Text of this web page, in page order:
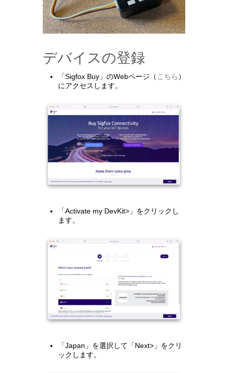
デバイスの登録
「Sigfox Buy」のWebページ（ こちら ）
にアクセスします。
「Activate my DevKit>」をクリックし
ます。
「Japan」を選択して「Next>」をクリ
ックします。